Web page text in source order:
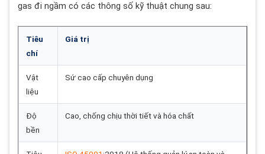
gas đi ngầm có các thông số kỹ thuật chung sau:
Tiêu
chí
Giá trị
Vật
liệu
Sứ cao cấp chuyên dụng
Độ
bền
Cao, chống chịu thời tiết và hóa chất